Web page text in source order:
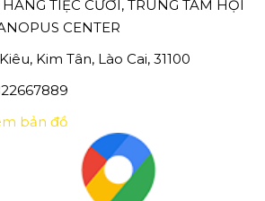
TIỆC CƯỚI, TRUNG TÂM HỘI
CENTER
Kim Tân, Lào Cai, 31100
bản đồ